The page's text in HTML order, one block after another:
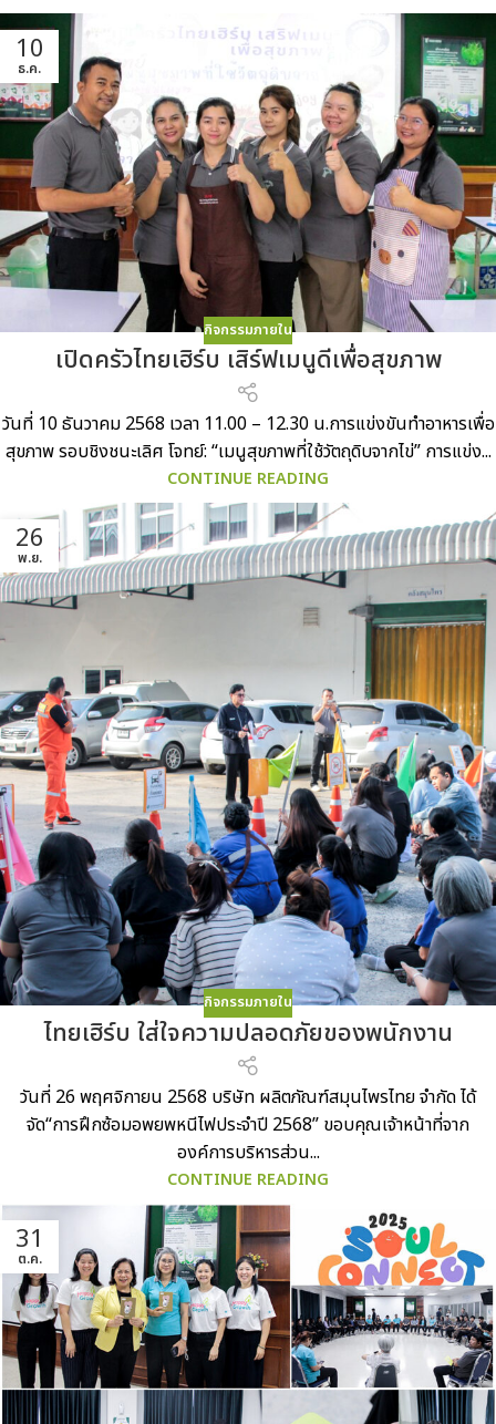
10
ธ.ค.
กิจกรรมภายใน
เปิดครัวไทยเฮิร์บ เสิร์ฟเมนูดีเพื่อสุขภาพ
วันที่ 10 ธันวาคม 2568 เวลา 11.00 – 12.30 น.การแข่งขันทำอาหารเพื่อ
สุขภาพ รอบชิงชนะเลิศ โจทย์: “เมนูสุขภาพที่ใช้วัตถุดิบจากไข่” การแข่ง...
CONTINUE READING
26
พ.ย.
กิจกรรมภายใน
ไทยเฮิร์บ ใส่ใจความปลอดภัยของพนักงาน
วันที่ 26 พฤศจิกายน 2568 บริษัท ผลิตภัณฑ์สมุนไพรไทย จำกัด ได้
จัด“การฝึกซ้อมอพยพหนีไฟประจำปี 2568” ขอบคุณเจ้าหน้าที่จาก
องค์การบริหารส่วน...
CONTINUE READING
31
ต.ค.